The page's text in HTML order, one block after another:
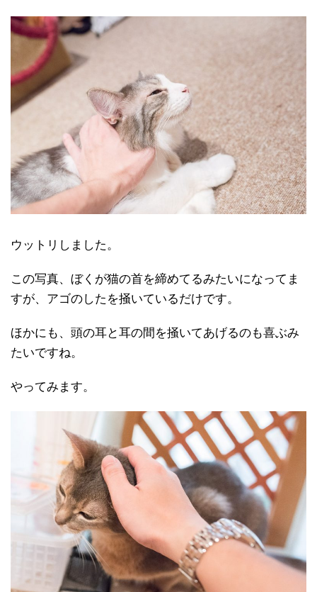
ウットリしました。
この写真、ぼくが猫の首を締めてるみたいになってま
すが、アゴのしたを掻いているだけです。
ほかにも、頭の耳と耳の間を掻いてあげるのも喜ぶみ
たいですね。
やってみます。